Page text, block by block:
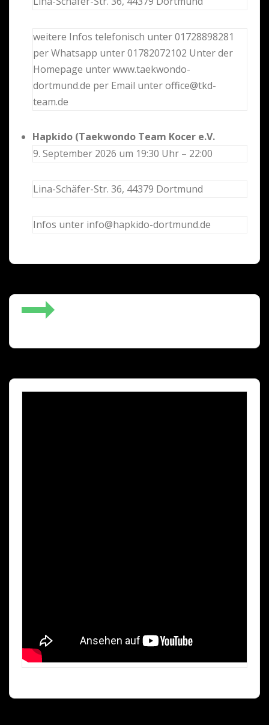
weitere Infos telefonisch unter 01728898281
per Whatsapp unter 01782072102 Unter der
Homepage unter www.taekwondo-
dortmund.de per Email unter office@tkd-
team.de
Hapkido (Taekwondo Team Kocer e.V.
9. September 2026 um 19:30 Uhr – 22:00
Lina-Schäfer-Str. 36, 44379 Dortmund
Infos unter info@hapkido-dortmund.de